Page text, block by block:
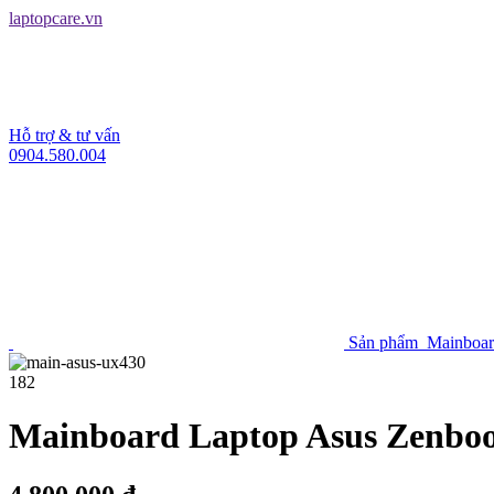
laptopcare.vn
Hỗ trợ & tư vấn
0904.580.004
Sản phẩm
182
Mainboard Laptop Asus